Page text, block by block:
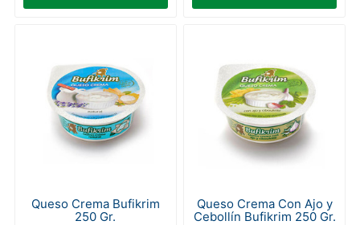
Queso Crema Bufikrim
250 Gr.
Queso Crema Con Ajo y
Cebollín Bufikrim 250 Gr.